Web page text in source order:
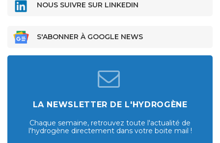
NOUS SUIVRE SUR LINKEDIN
S'ABONNER À GOOGLE NEWS
LA NEWSLETTER DE L'HYDROGÈNE
Chaque semaine, retrouvez toute l'actualité de
l'hydrogène directement dans votre boite mail !